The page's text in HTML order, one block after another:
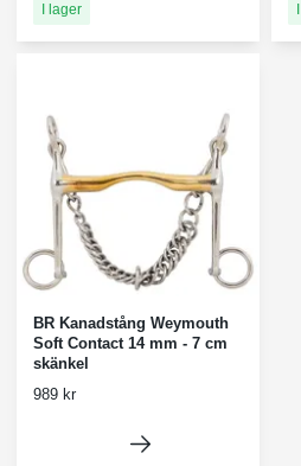
I lager
BR Kanadstång Weymouth
Soft Contact 14 mm - 7 cm
skänkel
989 kr